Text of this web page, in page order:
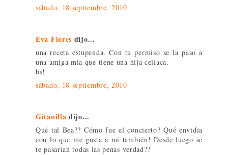
sábado, 18 septiembre, 2010
Eva Flores dijo...
una receta estupenda. Con tu permiso se la paso a
una amiga mia que tiene una hija celíaca.
bs!
sábado, 18 septiembre, 2010
Gitanilla dijo...
Qué tal Bea?? Cómo fue el concierto? Qué envidia
con lo que me gusta a mí también! Desde luego se
te pasarían todas las penas verdad??